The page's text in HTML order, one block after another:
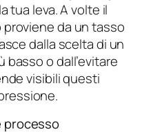
tua leva. A volte il
da un tasso
dalla scelta di un
o dall’evitare
visibili questi
processo